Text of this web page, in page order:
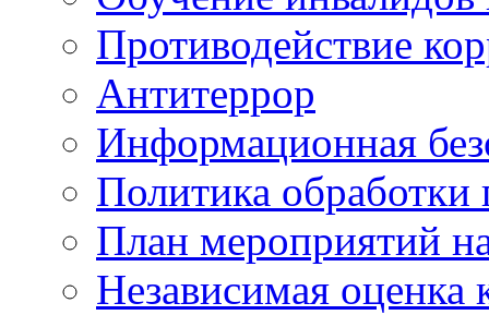
Противодействие
Антитеррор
Информационная
Политика
План мероприятий
Независимая оценка